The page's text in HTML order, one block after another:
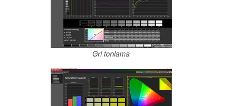
Gri tonlama